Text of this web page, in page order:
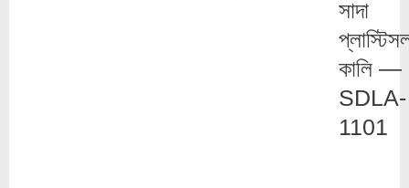
সাদা
কালি —
SDLA-
1101